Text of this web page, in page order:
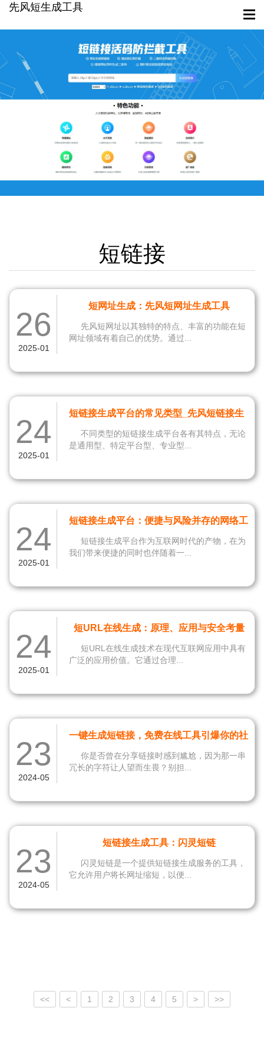
先风短生成工具
短链接
26
2025-01
短网址生成：先风短网址生成工具
先风短网址以其独特的特点、丰富的功能在短
网址领域有着自己的优势。通过...
24
2025-01
短链接生成平台的常见类型_先风短链接生
成工具
不同类型的短链接生成平台各有其特点，无论
是通用型、特定平台型、专业型...
24
2025-01
短链接生成平台：便捷与风险并存的网络工
短链接生成平台作为互联网时代的产物，在为
我们带来便捷的同时也伴随着一...
24
2025-01
短URL在线生成：原理、应用与安全考量
短URL在线生成技术在现代互联网应用中具有
广泛的应用价值。它通过合理...
23
2024-05
一键生成短链接，免费在线工具引爆你的社
交圈！
你是否曾在分享链接时感到尴尬，因为那一串
冗长的字符让人望而生畏？别担...
23
2024-05
短链接生成工具：闪灵短链
闪灵短链是一个提供短链接生成服务的工具，
它允许用户将长网址缩短，以便...
<< < 1 2 3 4 5 > >>